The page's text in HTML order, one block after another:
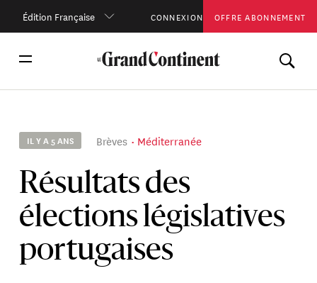
Édition Française CONNEXION OFFRE ABONNEMENT
IL Y A 5 ANS Brèves Méditerranée
Résultats des
élections législatives
portugaises